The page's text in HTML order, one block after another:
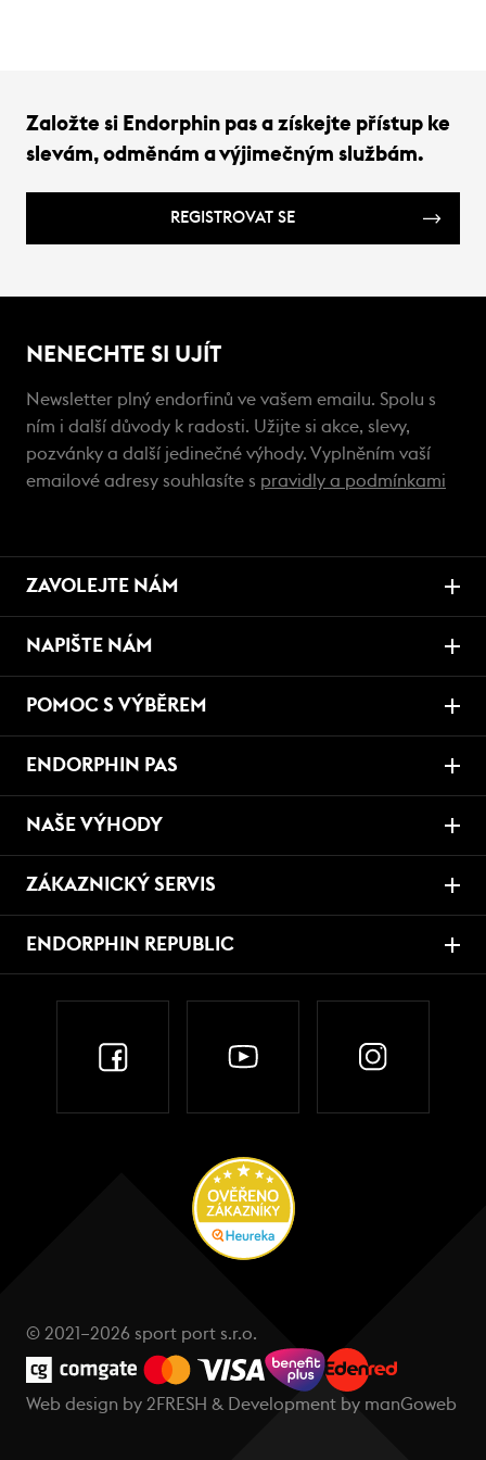
Založte si Endorphin pas a získejte přístup ke
slevám, odměnám a výjimečným službám.
REGISTROVAT SE
NENECHTE SI UJÍT
Newsletter plný endorfinů ve vašem emailu. Spolu s
ním i další důvody k radosti. Užijte si akce, slevy,
pozvánky a další jedinečné výhody. Vyplněním vaší
emailové adresy souhlasíte s pravidly a podmínkami
ZAVOLEJTE NÁM
NAPIŠTE NÁM
POMOC S VÝBĚREM
ENDORPHIN PAS
NAŠE VÝHODY
ZÁKAZNICKÝ SERVIS
ENDORPHIN REPUBLIC
© 2021–2026 sport port s.r.o.
Web design by 2FRESH & Development by manGoweb